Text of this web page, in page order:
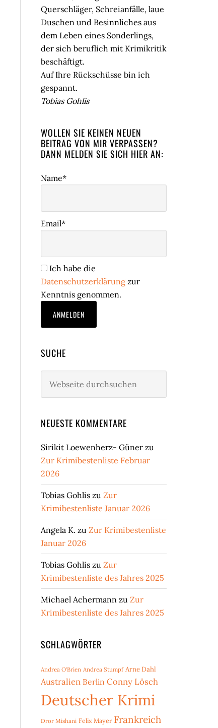
Querschläger, Schreianfälle, laue
Duschen und Besinnliches aus
dem Leben eines Sonderlings,
der sich beruflich mit Krimikritik
beschäftigt.
Auf Ihre Rückschüsse bin ich
gespannt.
Tobias Gohlis
WOLLEN SIE KEINEN NEUEN
BEITRAG VON MIR VERPASSEN?
DANN MELDEN SIE SICH HIER AN:
Name*
Email*
Ich habe die
Datenschutzerklärung zur
Kenntnis genommen.
SUCHE
durchsuchen
NEUESTE KOMMENTARE
Sirikit Loewenherz- Güner zu
Zur Krimibestenliste Februar
2026
Tobias Gohlis zu Zur
Krimibestenliste Januar 2026
Angela K. zu Zur Krimibestenliste
Januar 2026
Tobias Gohlis zu Zur
Krimibestenliste des Jahres 2025
Michael Achermann zu Zur
Krimibestenliste des Jahres 2025
SCHLAGWÖRTER
Andrea O'Brien Andrea Stumpf Arne Dahl
Australien Berlin Conny Lösch
Deutscher Krimi
Dror Mishani Felix Mayer Frankreich